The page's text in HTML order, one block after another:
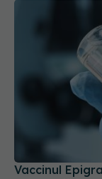
Vaccinul
universală
aviare
14 mai 2025, 11:52